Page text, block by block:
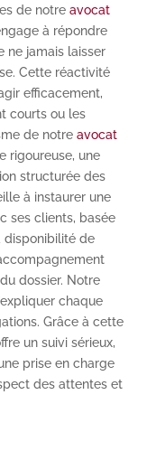
de notre avocat
à répondre
ne jamais laisser
Cette réactivité
efficacement,
courts ou les
de notre avocat
rigoureuse, une
structurée des
à instaurer une
ses clients, basée
disponibilité de
dossier. Notre
chaque
Grâce à cette
un suivi sérieux,
prise en charge
des attentes et